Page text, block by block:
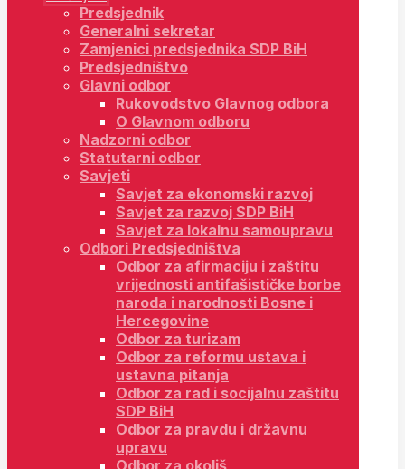
Predsjednik
Generalni sekretar
Zamjenici predsjednika SDP BiH
Predsjedništvo
Glavni odbor
Rukovodstvo Glavnog odbora
O Glavnom odboru
Nadzorni odbor
Statutarni odbor
Savjeti
Savjet za ekonomski razvoj
Savjet za razvoj SDP BiH
Savjet za lokalnu samoupravu
Odbori Predsjedništva
Odbor za afirmaciju i zaštitu
vrijednosti antifašističke borbe
naroda i narodnosti Bosne i
Hercegovine
Odbor za turizam
Odbor za reformu ustava i
ustavna pitanja
Odbor za rad i socijalnu zaštitu
SDP BiH
Odbor za pravdu i državnu
upravu
Odbor za okoliš